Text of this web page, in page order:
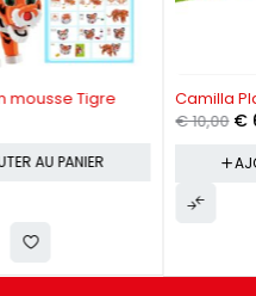
Camilla Play World
AJOUTER AU PANIER